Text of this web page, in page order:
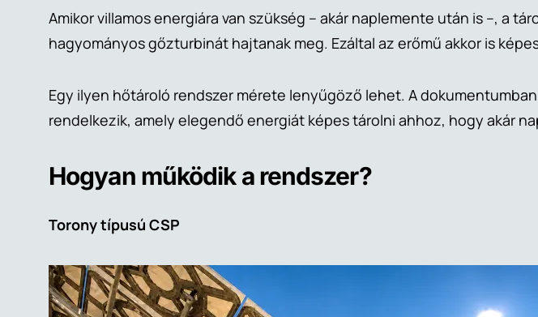
Amikor villamos energiára van szükség – akár naplemente után is –, a
hagyományos gőzturbinát hajtanak meg. Ezáltal az erőmű akkor is
Egy ilyen hőtároló rendszer mérete lenyűgöző lehet. A
rendelkezik, amely elegendő energiát képes tárolni ahhoz, hogy akár
Hogyan működik a rendszer?
Torony típusú CSP